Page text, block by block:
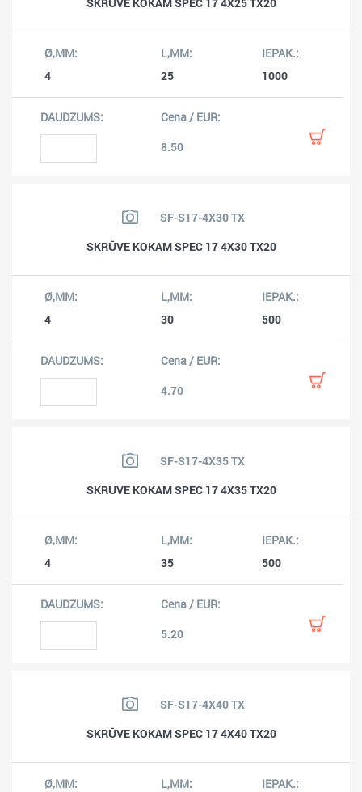
4 25 1000
8.50
SF-S17-4X30 TX
SKRŪVE KOKAM SPEC 17 4X30 TX20
4 30 500
4.70
SF-S17-4X35 TX
SKRŪVE KOKAM SPEC 17 4X35 TX20
4 35 500
5.20
SF-S17-4X40 TX
SKRŪVE KOKAM SPEC 17 4X40 TX20